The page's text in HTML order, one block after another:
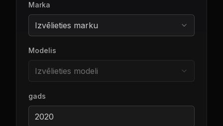
Marka
Izvēlieties marku
Modelis
Izvēlieties modeli
gads